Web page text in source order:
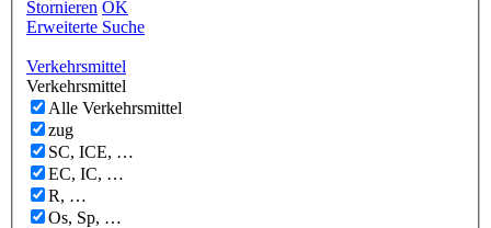
Stornieren OK
Erweiterte Suche
Verkehrsmittel
Verkehrsmittel
Alle Verkehrsmittel
zug
SC, ICE, …
EC, IC, …
R, …
Os, Sp, …